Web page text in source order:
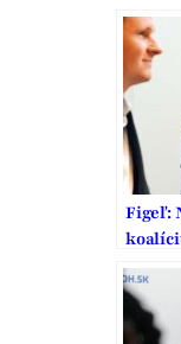
domov
Figeľ:
Široký